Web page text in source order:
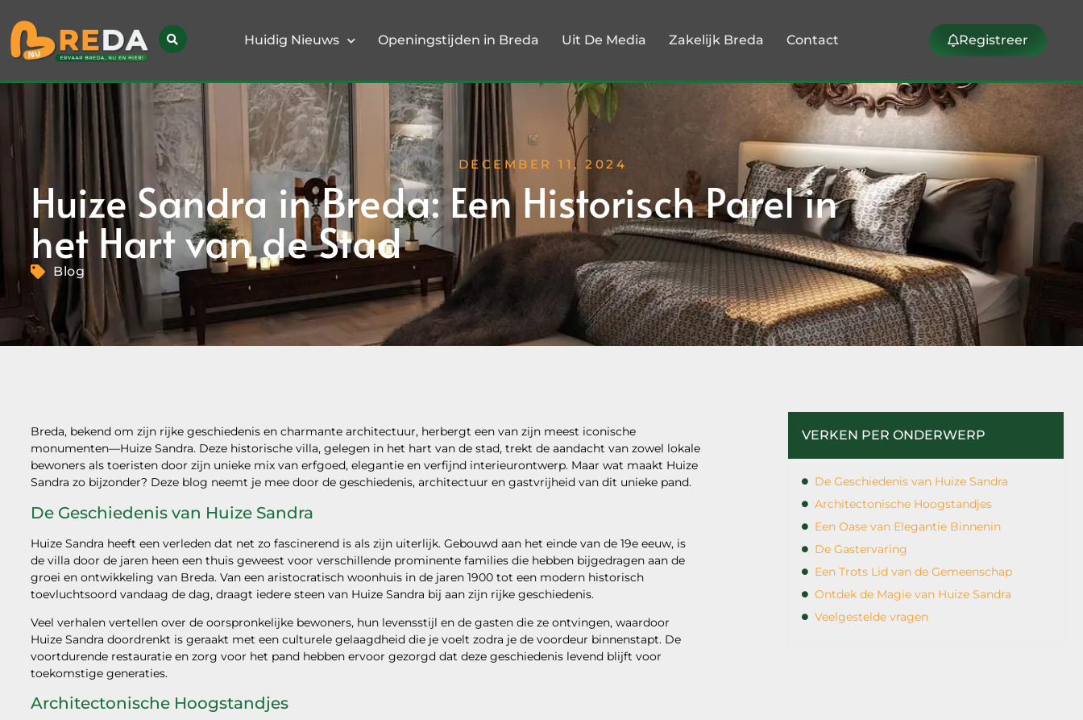
Huidig Nieuws Openingstijden in Breda Uit De Media Zakelijk Breda Contact Registreer
DECEMBER 11, 2024
Huize Sandra in Breda: Een Historisch Parel in
het Hart van de Stad
Blog
Breda, bekend om zijn rijke geschiedenis en charmante architectuur, herbergt een van zijn meest iconische
monumenten—Huize Sandra. Deze historische villa, gelegen in het hart van de stad, trekt de aandacht van zowel lokale
bewoners als toeristen door zijn unieke mix van erfgoed, elegantie en verfijnd interieurontwerp. Maar wat maakt Huize
Sandra zo bijzonder? Deze blog neemt je mee door de geschiedenis, architectuur en gastvrijheid van dit unieke pand.
De Geschiedenis van Huize Sandra
Huize Sandra heeft een verleden dat net zo fascinerend is als zijn uiterlijk. Gebouwd aan het einde van de 19e eeuw, is
de villa door de jaren heen een thuis geweest voor verschillende prominente families die hebben bijgedragen aan de
groei en ontwikkeling van Breda. Van een aristocratisch woonhuis in de jaren 1900 tot een modern historisch
toevluchtsoord vandaag de dag, draagt iedere steen van Huize Sandra bij aan zijn rijke geschiedenis.
Veel verhalen vertellen over de oorspronkelijke bewoners, hun levensstijl en de gasten die ze ontvingen, waardoor
Huize Sandra doordrenkt is geraakt met een culturele gelaagdheid die je voelt zodra je de voordeur binnenstapt. De
voortdurende restauratie en zorg voor het pand hebben ervoor gezorgd dat deze geschiedenis levend blijft voor
toekomstige generaties.
Architectonische Hoogstandjes
VERKEN PER ONDERWERP
De Geschiedenis van Huize Sandra
Architectonische Hoogstandjes
Een Oase van Elegantie Binnenin
De Gastervaring
Een Trots Lid van de Gemeenschap
Ontdek de Magie van Huize Sandra
Veelgestelde vragen